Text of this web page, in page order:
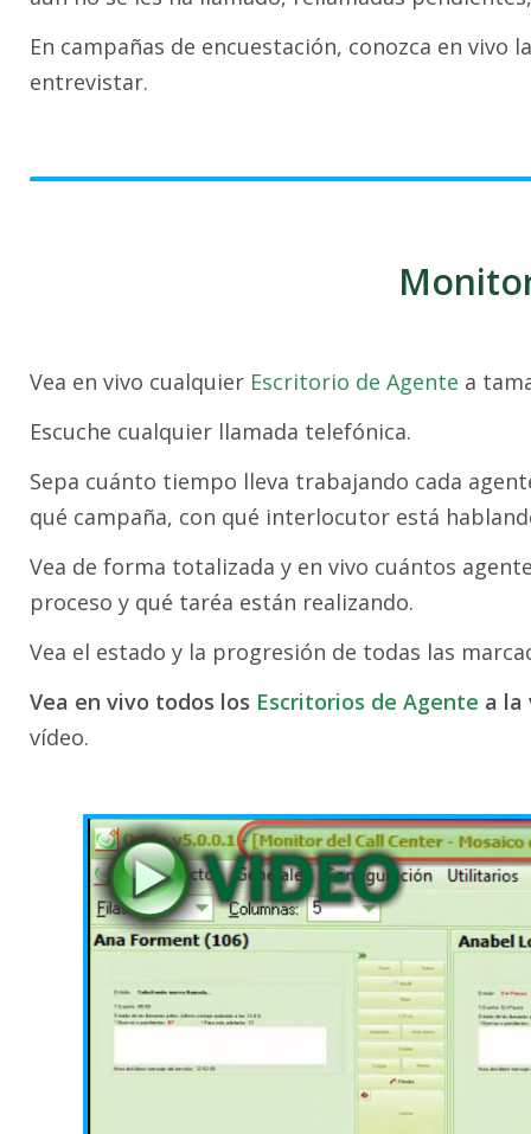
En campañas de encuestación, conozca en
entrevistar.
Vea en vivo cualquier Escritorio de Agente a
Escuche cualquier llamada telefónica.
Sepa cuánto tiempo lleva trabajando cada
qué campaña, con qué interlocutor está
Vea de forma totalizada y en vivo cuántos
proceso y qué taréa están realizando.
Vea el estado y la progresión de todas las
Vea en vivo todos los Escritorios de Agente a la
vídeo.